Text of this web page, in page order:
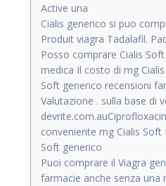
Active una
Cialis generico si puo
Produit viagra Tadalafil.
Posso comprare Cialis
medica Il costo di mg
Soft generico recensioni
Valutazione . sulla base di
conveniente mg Cialis Soft
Soft generico
Puoi comprare il Viagra
farmacie anche senza una